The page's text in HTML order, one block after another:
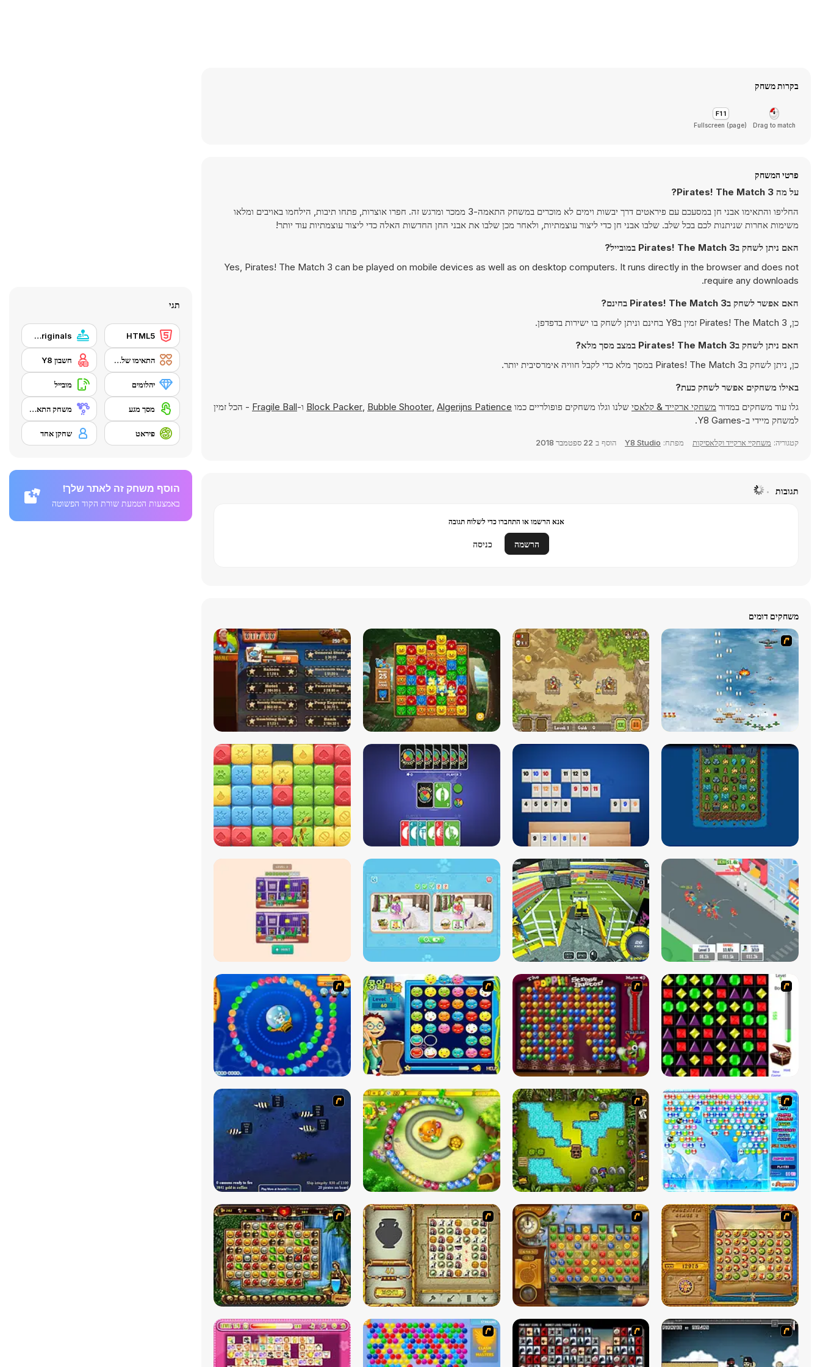
בקרות משחק
Drag to match
Fullscreen (page)
פרטי המשחק
על מה Pirates! The Match 3?
החליפו והתאימו אבני חן במסעכם עם פיראטים דרך יבשות וימים לא מוכרים במשחק התאמה-3 ממכר ומרגש זה. חפרו אוצרות, פתחו תיבות, הילחמו באויבים ומלאו
משימות אחרות שניתנות לכם בכל שלב. שלבו אבני חן כדי ליצור עוצמתיות, ולאחר מכן שלבו את אבני החן החדשות האלה כדי ליצור עוצמתיות עוד יותר!
האם ניתן לשחק בPirates! The Match 3 במובייל?
Yes, Pirates! The Match 3 can be played on mobile devices as well as on desktop computers. It runs directly in the browser and does not
require any downloads.
האם אפשר לשחק בPirates! The Match 3 בחינם?
כן, Pirates! The Match 3 זמין בY8 בחינם וניתן לשחק בו ישירות בדפדפן.
האם ניתן לשחק בPirates! The Match 3 במצב מסך מלא?
כן, ניתן לשחק בPirates! The Match 3 במסך מלא כדי לקבל חוויה אימרסיבית יותר.
באילו משחקים אפשר לשחק כעת?
גלו עוד משחקים במדור משחקי ארקייד & קלאסי שלנו וגלו משחקים פופולריים כמו Block Packer, Bubble Shooter, Algerijns Patience ו-Fragile Ball - הכל זמין
למשחק מיידי ב-Y8 Games.
קטגוריה: משחקיי ארקייד וקלאסיקות מפתח: Y8 Studio הוסף ב 22 ספטמבר 2018
תגובות
אנא הרשמו או התחברו כדי לשלוח תגובה
הרשמה כניסה
משחקים דומים
תגי
HTML5
Y8 Originals
התאימו שלשה חשבון Y8
יהלומים מובייל
מסך מגע משחק התאמה
פיראט שחקן אחד
הוסף משחק זה לאתר שלך!
באמצעות הטמעת שורת הקוד הפשוטה